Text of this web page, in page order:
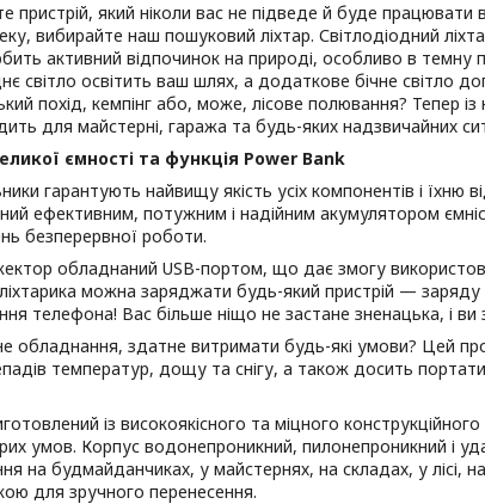
пристрій, який ніколи вас не підведе й буде
вибирайте наш пошуковий ліхтар. Світлодіодний
активний відпочинок на природі, особливо в темну
світло освітить ваш шлях, а додаткове бічне світло
похід, кемпінг або, може, лісове полювання? Тепер
для майстерні, гаража та будь-яких надзвичайних
ємності та функція Power Bank
гарантують найвищу якість усіх компонентів і їхню
ефективним, потужним і надійним акумулятором
безперервної роботи.
обладнаний USB-портом, що дає змогу
можна заряджати будь-який пристрій — заряду
телефона! Вас більше ніщо не застане зненацька, і ви
обладнання, здатне витримати будь-які умови? Цей
температур, дощу та снігу, а також досить
із високоякісного та міцного
умов. Корпус водонепроникний, пилонепроникний і
на будмайданчиках, у майстернях, на складах, у лісі,
для зручного перенесення.